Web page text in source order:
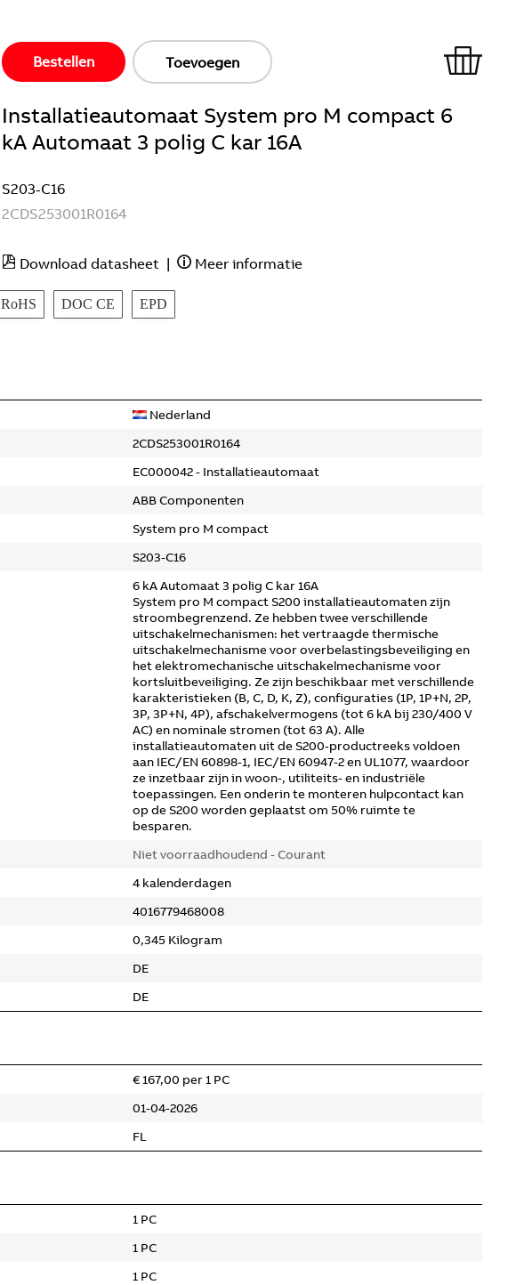
Bestellen Toevoegen
Installatieautomaat System pro M compact 6
kA Automaat 3 polig C kar 16A
S203-C16
2CDS253001R0164
Download datasheet | Meer informatie
RoHS DOC CE EPD
Nederland
2CDS253001R0164
EC000042 - Installatieautomaat
ABB Componenten
System pro M compact
S203-C16
6 kA Automaat 3 polig C kar 16A
System pro M compact S200 installatieautomaten zijn
stroombegrenzend. Ze hebben twee verschillende
uitschakelmechanismen: het vertraagde thermische
uitschakelmechanisme voor overbelastingsbeveiliging en
het elektromechanische uitschakelmechanisme voor
kortsluitbeveiliging. Ze zijn beschikbaar met verschillende
karakteristieken (B, C, D, K, Z), configuraties (1P, 1P+N, 2P,
3P, 3P+N, 4P), afschakelvermogens (tot 6 kA bij 230/400 V
AC) en nominale stromen (tot 63 A). Alle
installatieautomaten uit de S200‑productreeks voldoen
aan IEC/EN 60898-1, IEC/EN 60947-2 en UL1077, waardoor
ze inzetbaar zijn in woon-, utiliteits- en industriële
toepassingen. Een onderin te monteren hulpcontact kan
op de S200 worden geplaatst om 50% ruimte te
besparen.
Niet voorraadhoudend - Courant
4 kalenderdagen
4016779468008
0,345 Kilogram
DE
DE
€ 167,00 per 1 PC
01-04-2026
FL
1 PC
1 PC
1 PC